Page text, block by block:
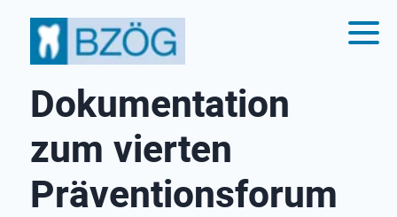
Dokumentation
zum vierten
Präventions­forum